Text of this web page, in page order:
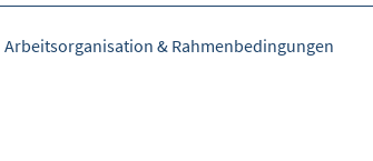
Arbeitsorganisation & Rahmenbedingungen